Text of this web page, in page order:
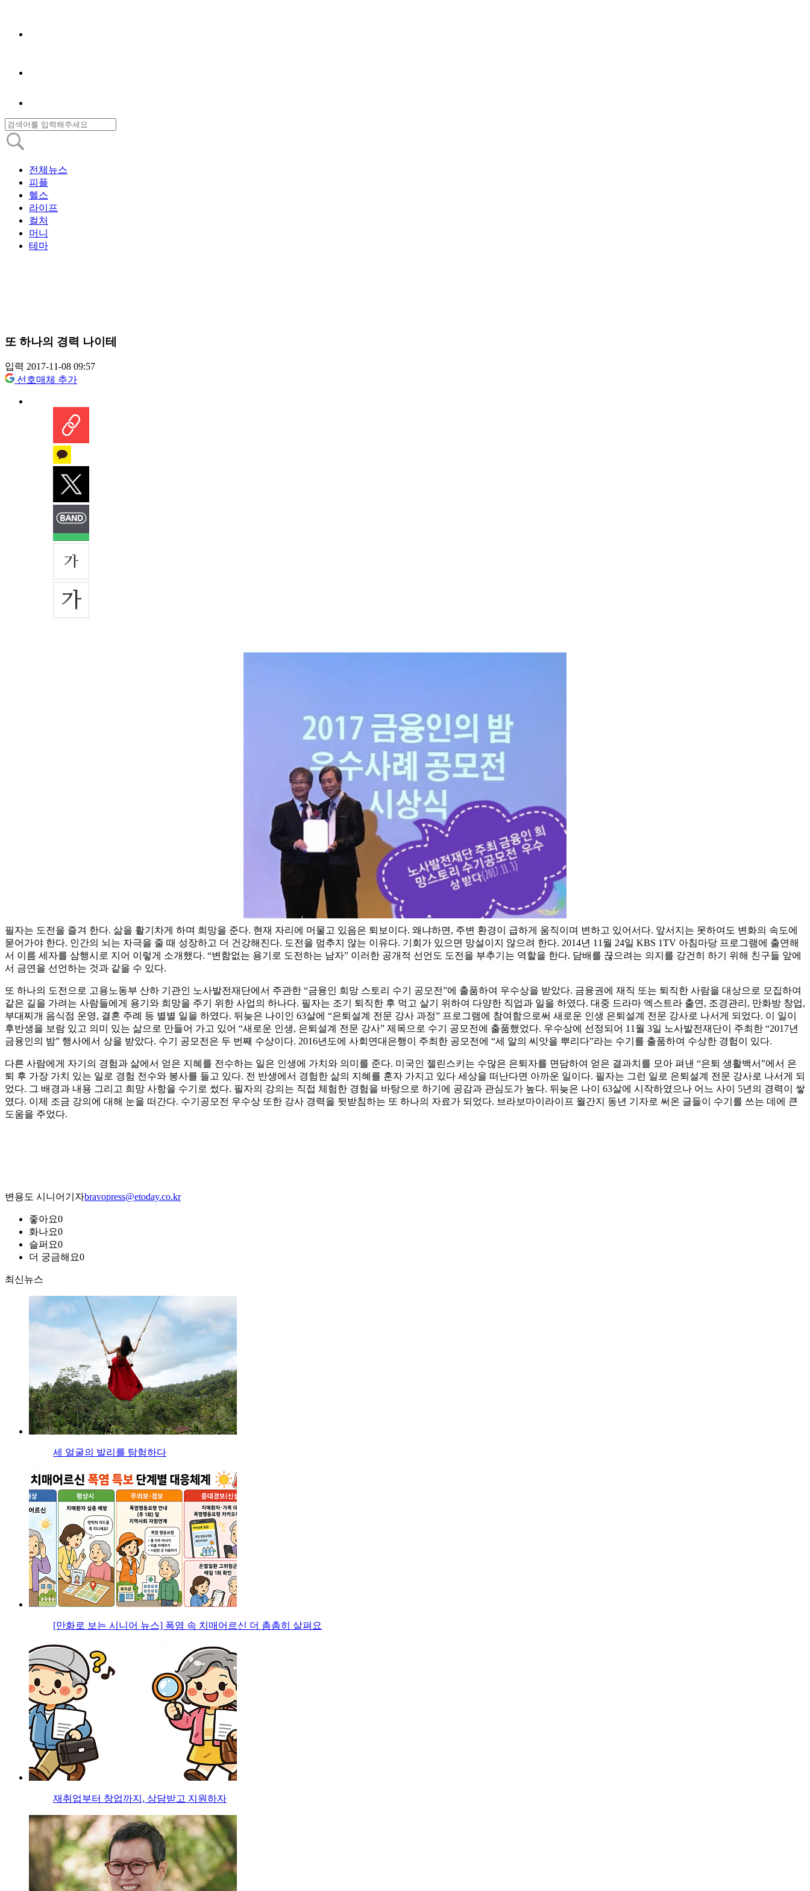
전체뉴스
피플
헬스
라이프
컬처
머니
테마
또 하나의 경력 나이테
입력 2017-11-08 09:57
선호매체 추가
필자는 도전을 즐겨 한다. 삶을 활기차게 하며 희망을 준다. 현재 자리에 머물고 있음은 퇴보이다. 왜냐하면, 주변 환경이 급하게 움직이며 변하고 있어서다. 앞서지는 못하여도 변화의 속도에
묻어가야 한다. 인간의 뇌는 자극을 줄 때 성장하고 더 건강해진다. 도전을 멈추지 않는 이유다. 기회가 있으면 망설이지 않으려 한다. 2014년 11월 24일 KBS 1TV 아침마당 프로그램에 출연해
서 이름 세자를 삼행시로 지어 이렇게 소개했다. “변함없는 용기로 도전하는 남자” 이러한 공개적 선언도 도전을 부추기는 역할을 한다. 담배를 끊으려는 의지를 강건히 하기 위해 친구들 앞에
서 금연을 선언하는 것과 같을 수 있다.
또 하나의 도전으로 고용노동부 산하 기관인 노사발전재단에서 주관한 “금융인 희망 스토리 수기 공모전”에 출품하여 우수상을 받았다. 금융권에 재직 또는 퇴직한 사람을 대상으로 모집하여
같은 길을 가려는 사람들에게 용기와 희망을 주기 위한 사업의 하나다. 필자는 조기 퇴직한 후 먹고 살기 위하여 다양한 직업과 일을 하였다. 대중 드라마 엑스트라 출연, 조경관리, 만화방 창업,
부대찌개 음식점 운영, 결혼 주례 등 별별 일을 하였다. 뒤늦은 나이인 63살에 “은퇴설계 전문 강사 과정” 프로그램에 참여함으로써 새로운 인생 은퇴설계 전문 강사로 나서게 되었다. 이 일이
후반생을 보람 있고 의미 있는 삶으로 만들어 가고 있어 “새로운 인생, 은퇴설계 전문 강사” 제목으로 수기 공모전에 출품했었다. 우수상에 선정되어 11월 3일 노사발전재단이 주최한 “2017년
금융인의 밤” 행사에서 상을 받았다. 수기 공모전은 두 번째 수상이다. 2016년도에 사회연대은행이 주최한 공모전에 “세 알의 씨앗을 뿌리다”라는 수기를 출품하여 수상한 경험이 있다.
다른 사람에게 자기의 경험과 삶에서 얻은 지혜를 전수하는 일은 인생에 가치와 의미를 준다. 미국인 젤린스키는 수많은 은퇴자를 면담하여 얻은 결과치를 모아 펴낸 “은퇴 생활백서”에서 은
퇴 후 가장 가치 있는 일로 경험 전수와 봉사를 들고 있다. 전 반생에서 경험한 삶의 지혜를 혼자 가지고 있다 세상을 떠난다면 아까운 일이다. 필자는 그런 일로 은퇴설계 전문 강사로 나서게 되
었다. 그 배경과 내용 그리고 희망 사항을 수기로 썼다. 필자의 강의는 직접 체험한 경험을 바탕으로 하기에 공감과 관심도가 높다. 뒤늦은 나이 63살에 시작하였으나 어느 사이 5년의 경력이 쌓
였다. 이제 조금 강의에 대해 눈을 떠간다. 수기공모전 우수상 또한 강사 경력을 뒷받침하는 또 하나의 자료가 되었다. 브라보마이라이프 월간지 동년 기자로 써온 글들이 수기를 쓰는 데에 큰
도움을 주었다.
변용도 시니어기자bravopress@etoday.co.kr
좋아요0
화나요0
슬퍼요0
더 궁금해요0
최신뉴스
세 얼굴의 발리를 탐험하다
[만화로 보는 시니어 뉴스] 폭염 속 치매어르신 더 촘촘히 살펴요
재취업부터 창업까지, 상담받고 지원하자